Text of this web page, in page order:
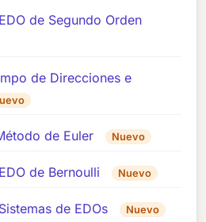
de Segundo Orden
de Direcciones e
de Euler Nuevo
de Bernoulli Nuevo
de EDOs Nuevo